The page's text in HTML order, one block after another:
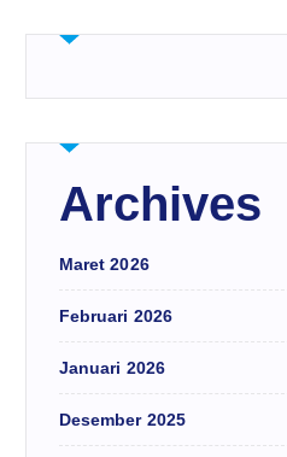
Archives
Maret 2026
Februari 2026
Januari 2026
Desember 2025